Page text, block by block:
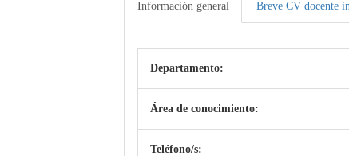
Información general Breve CV docente
Departamento:
Área de conocimiento:
Teléfono/s: